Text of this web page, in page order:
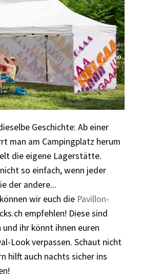
Geschichte: Ab einer
man am Campingplatz herum
die eigene Lagerstätte.
so einfach, wenn jeder
der andere...
wir euch die Pavillon-
empfehlen! Diese sind
ihr könnt ihnen euren
Look verpassen. Schaut nicht
hilft auch nachts sicher ins